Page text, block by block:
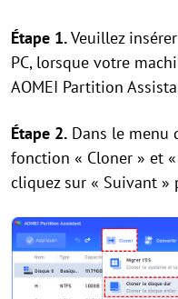
Étape 1.Veuillez
PC, lorsque votre
AOMEI Partition
Étape 2. Dans le menu
fonction « Cloner » et
cliquez sur « Suivant »